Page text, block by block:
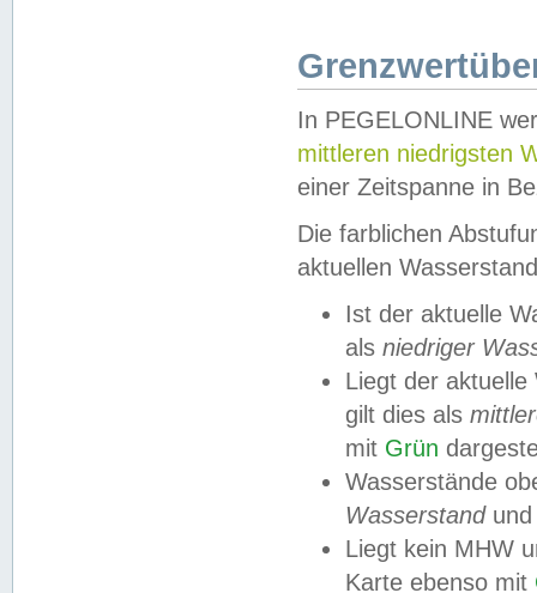
In PEGELONLINE
mittleren niedrigsten
einer Zeitspanne in
Die farblichen
aktuellen
Ist der aktuelle
als niedriger
Liegt der
gilt dies als
mit Grün
Wasserstände
Wasserstandund
Liegt kein MHW
Karte ebenso mit